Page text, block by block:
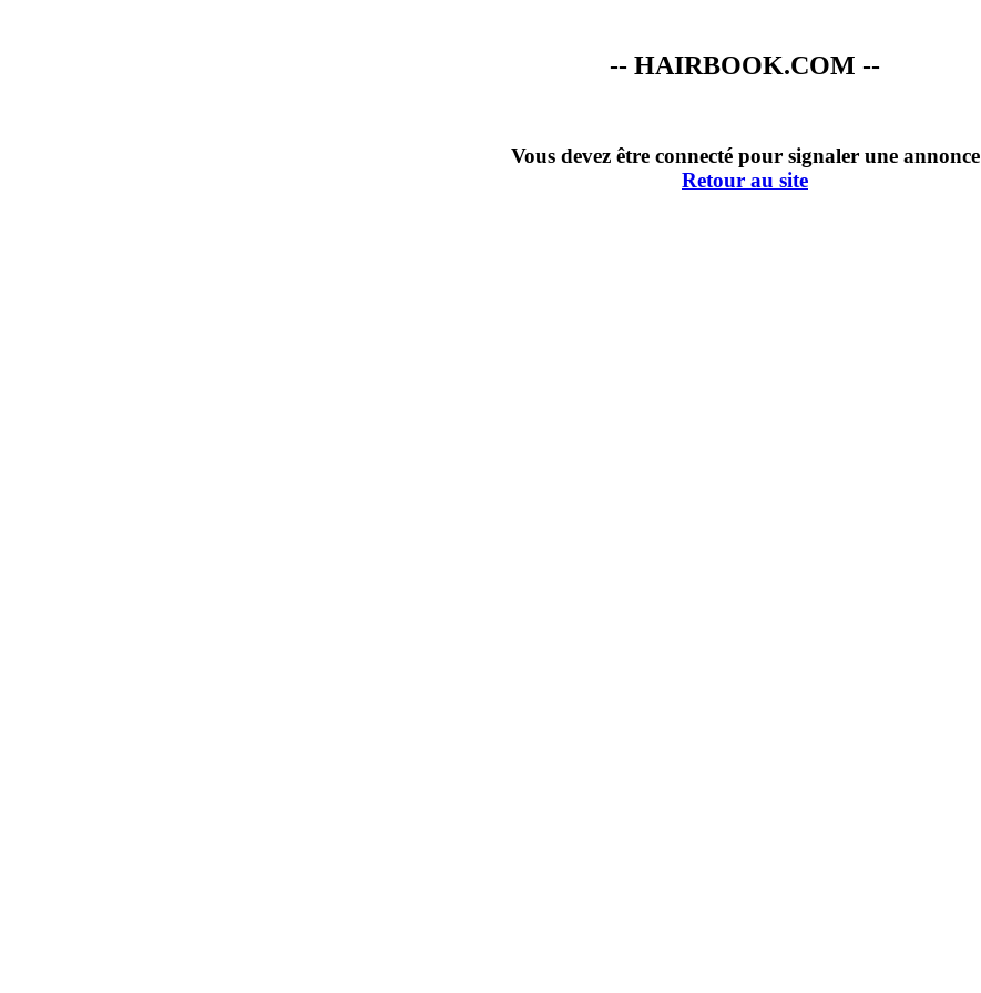
-- HAIRBOOK.COM --
Vous devez être connecté pour signaler une annonce
Retour au site